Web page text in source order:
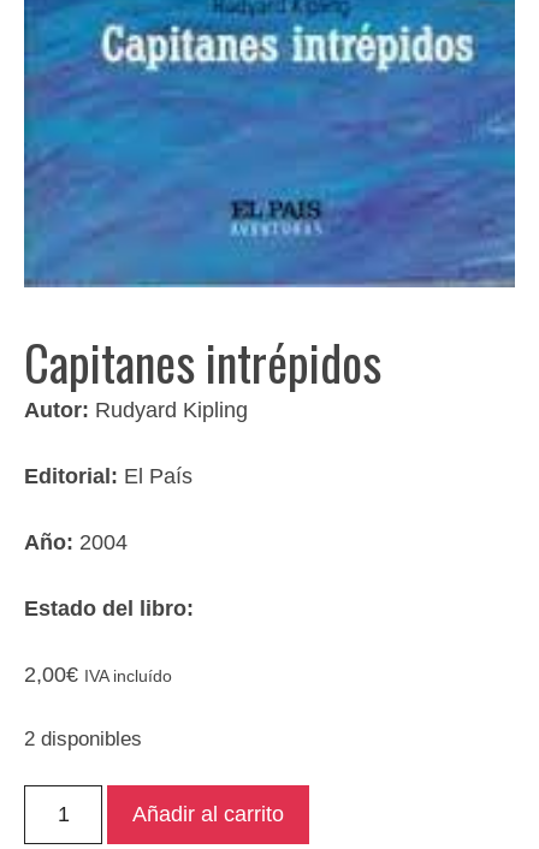
Capitanes intrépidos
Autor: Rudyard Kipling
Editorial: El País
Año: 2004
Estado del libro:
2,00€ IVA incluído
2 disponibles
Capitanes
Añadir al carrito